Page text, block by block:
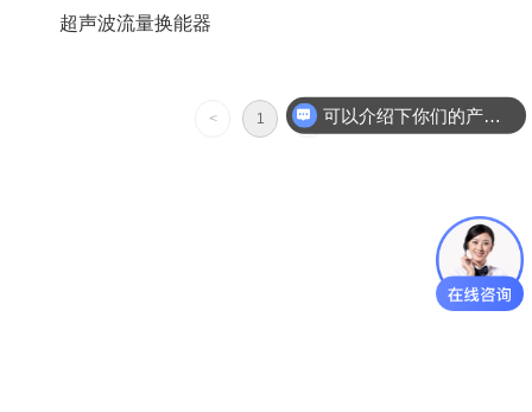
超声波流量换能器
< 1 > 可以介绍下你们的产品么